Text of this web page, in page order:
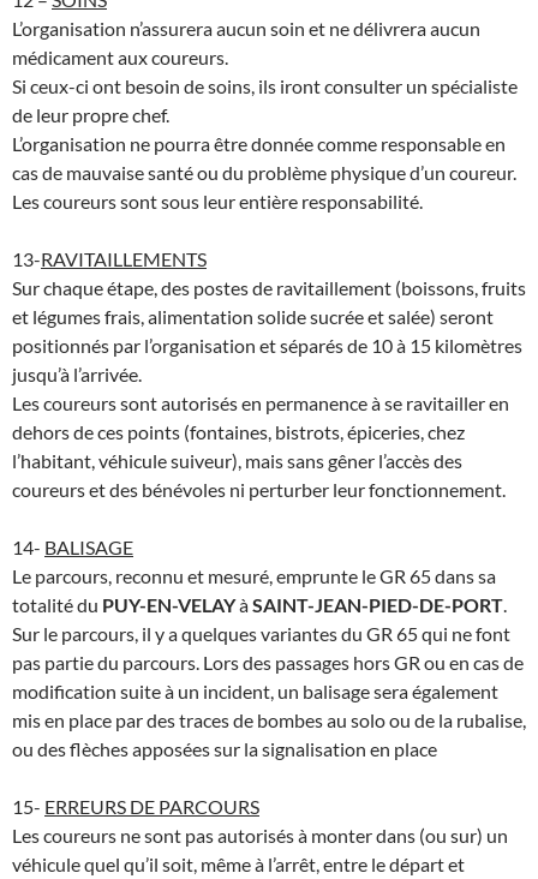
L’organisation n’assurera aucun soin et ne délivrera aucun
médicament aux coureurs.
Si ceux-ci ont besoin de soins, ils iront consulter un spécialiste
de leur propre chef.
L’organisation ne pourra être donnée comme responsable en
cas de mauvaise santé ou du problème physique d’un coureur.
Les coureurs sont sous leur entière responsabilité.
13-RAVITAILLEMENTS
Sur chaque étape, des postes de ravitaillement (boissons, fruits
et légumes frais, alimentation solide sucrée et salée) seront
positionnés par l’organisation et séparés de 10 à 15 kilomètres
jusqu’à l’arrivée.
Les coureurs sont autorisés en permanence à se ravitailler en
dehors de ces points (fontaines, bistrots, épiceries, chez
l’habitant, véhicule suiveur), mais sans gêner l’accès des
coureurs et des bénévoles ni perturber leur fonctionnement.
14- BALISAGE
Le parcours, reconnu et mesuré, emprunte le GR 65 dans sa
totalité du PUY-EN-VELAYàSAINT-JEAN-PIED-DE-PORT
Sur le parcours, il y a quelques variantes du GR 65 qui ne font
pas partie du parcours. Lors des passages hors GR ou en cas de
modification suite à un incident, un balisage sera également
mis en place par des traces de bombes au solo ou de la rubalise,
ou des flèches apposées sur la signalisation en place
15- ERREURS DE PARCOURS
Les coureurs ne sont pas autorisés à monter dans (ou sur) un
véhicule quel qu’il soit, même à l’arrêt, entre le départ et